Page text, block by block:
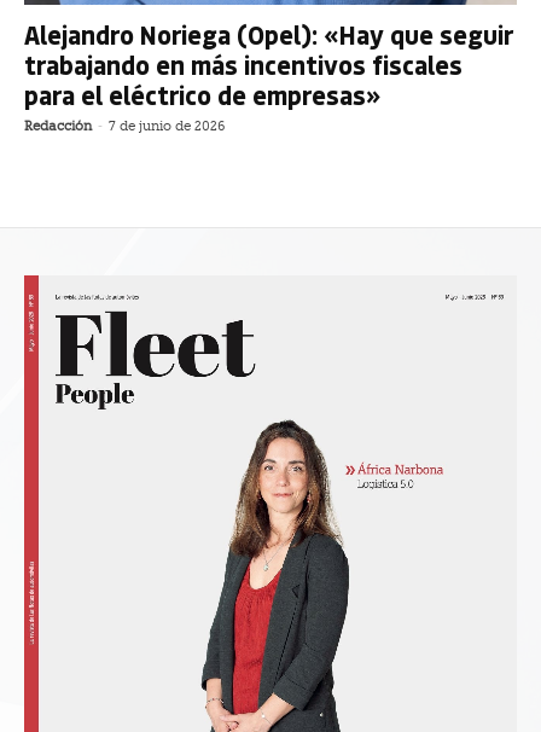
Alejandro Noriega (Opel): «Hay que seguir
trabajando en más incentivos fiscales
para el eléctrico de empresas»
Redacción - 7 de junio de 2026